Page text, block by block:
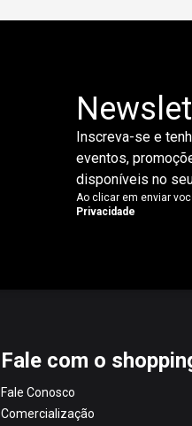
Inscreva-se e
eventos,
disponíveis no
Ao clicar em enviar
Privacidade
Fale com o
Fale Conosco
Comercialização